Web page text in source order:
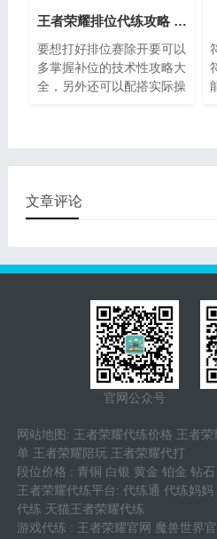
王者荣耀排位代练攻略 排位上分技巧
要想打好排位赛除开要可以
多掌握补位的技术性攻略大
全，另外还可以配搭实际操
限制，很多人都是会寻找技
术专业一流的王者荣耀代
文章评论
官网公众号
网站地图 : 王者荣耀代练价格 王者荣
单 王者荣耀陪玩 王者荣耀代打
段位价格 : 青铜 白银 黄金 铂金 钻石
王者荣耀代练平台: 代练通 代练妈妈
代练 天猫王者荣耀代练
游戏代练 : 王者荣耀官网 魔兽世界